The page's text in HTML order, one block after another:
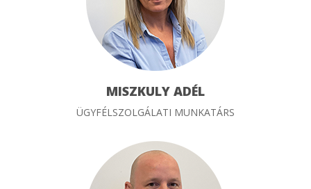
MISZKULY ADÉL
ÜGYFÉLSZOLGÁLATI MUNKATÁRS